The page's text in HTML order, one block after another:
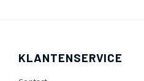
KLANTENSERVICE